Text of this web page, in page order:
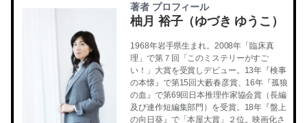
著者 プロフィール
柚月 裕子（ゆづき ゆうこ）
1968年岩手県生まれ。2008年「臨床真
理」で第７回「このミステリーがすご
い！」大賞を受賞しデビュー。13年『検事
の本懐』で第15回大藪春彦賞、16年『孤狼
の血』で第69回日本推理作家協会賞（長編
及び連作短編集部門）を受賞。18年『盤上
の向日葵』で「本屋大賞」２位。映画化さ